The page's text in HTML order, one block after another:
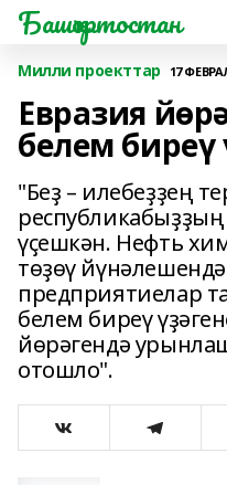
Башҡортостан
Милли проекттар 17
Евразия
белем биреү
"Беҙ – илебеҙҙең
үҫешкән. Нефть
төҙөү
предприятиелар
белем биреү
йөрәгендә
отошло".